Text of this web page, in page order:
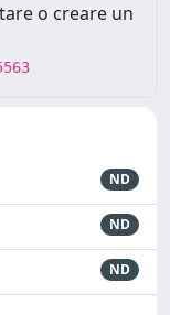
o creare un
ND
ND
ND